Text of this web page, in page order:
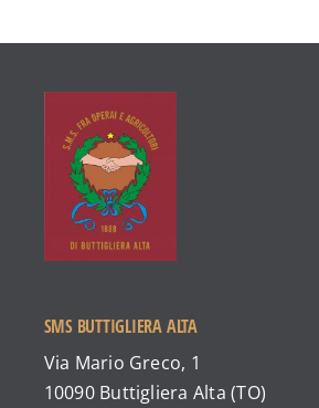
Via Mario Greco, 1
10090 Buttigliera Alta (TO)
SMS BUTTIGLIERA ALTA